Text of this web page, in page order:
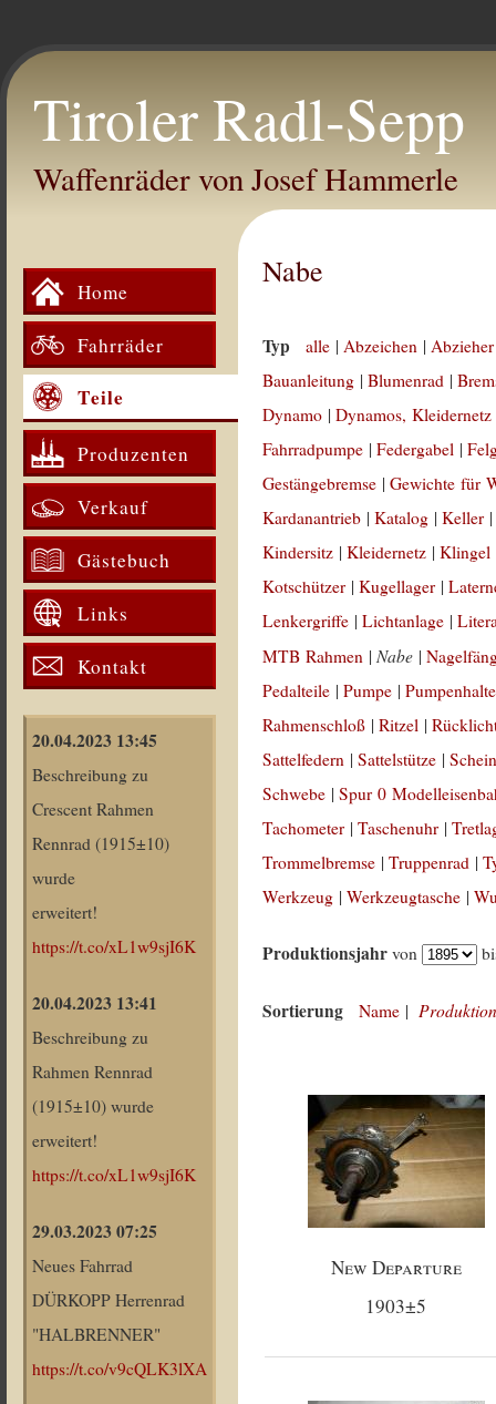
Tiroler Radl-Sepp
Waffenräder von Josef Hammerle
Home
Fahrräder
Teile
Produzenten
Verkauf
Gästebuch
Links
Kontakt
20.04.2023 13:45
Beschreibung zu
Crescent Rahmen
Rennrad (1915±10)
wurde
erweitert!
https://t.co/xL1w9sjI6K
20.04.2023 13:41
Beschreibung zu
Rahmen Rennrad
(1915±10) wurde
erweitert!
https://t.co/xL1w9sjI6K
29.03.2023 07:25
Neues Fahrrad
DÜRKOPP Herrenrad
"HALBRENNER"
https://t.co/v9cQLK3lXA
Nabe
Typ alle |Abzeichen |
Bauanleitung |Blumenrad |
Dynamo |Dynamos, Kleidernetz
Fahrradpumpe |Federgabel |
Gestängebremse |Gewichte für
Kardanantrieb |Katalog |Keller
Kindersitz |Kleidernetz |Klingel
Kotschützer |Kugellager |
Lenkergriffe |Lichtanlage |
MTB Rahmen |Nabe |
Pedalteile |Pumpe |
Rahmenschloß |Ritzel |
Sattelfedern |Sattelstütze |
Schwebe |Spur 0
Tachometer |Taschenuhr |
Trommelbremse |Truppenrad |
Werkzeug |Werkzeugtasche |
Produktionsjahr von
Sortierung Name |
New Departure
1903±5